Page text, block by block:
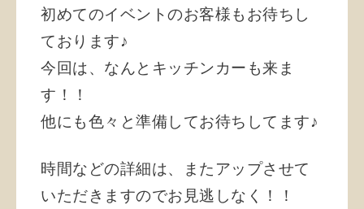
初めてのイベントのお客様もお待ちし
ております♪
今回は、なんとキッチンカーも来ま
す！！
他にも色々と準備してお待ちしてます♪
時間などの詳細は、またアップさせて
いただきますのでお見逃しなく！！